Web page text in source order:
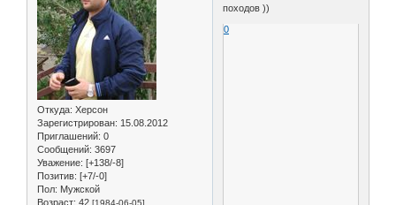
Откуда: Херсон
Зарегистрирован: 15.08.2012
Приглашений: 0
Сообщений: 3697
Уважение: [+138/-8]
Позитив: [+7/-0]
Пол: Мужской
Возраст: 42
походов ))
0